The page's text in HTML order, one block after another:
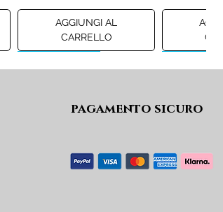
AGGIUNGI AL
CARRELLO
DIESEL GIACCA MOD.
pagamento sicuro